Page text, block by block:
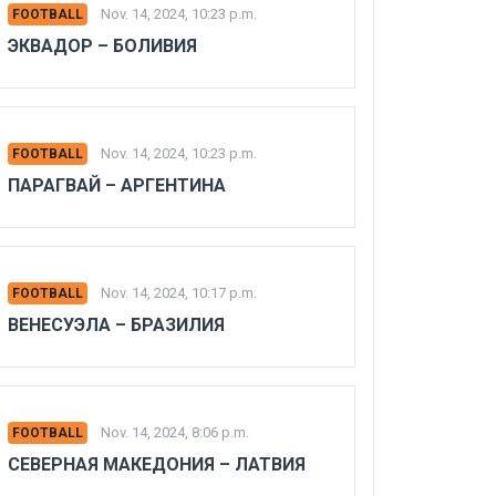
FOOTBALL Nov. 14, 2024, 10:23 p.m.
ЭКВАДОР – БОЛИВИЯ
FOOTBALL Nov. 14, 2024, 10:23 p.m.
ПАРАГВАЙ – АРГЕНТИНА
FOOTBALL Nov. 14, 2024, 10:17 p.m.
ВЕНЕСУЭЛА – БРАЗИЛИЯ
FOOTBALL Nov. 14, 2024, 8:06 p.m.
СЕВЕРНАЯ МАКЕДОНИЯ – ЛАТВИЯ